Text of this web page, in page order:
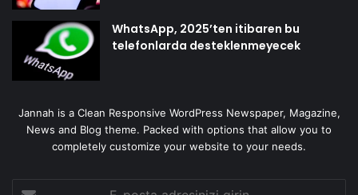
WhatsApp, 2025’ten itibaren bu
telefonlarda desteklenmeyecek
Jannah is a Clean Responsive WordPress Newspaper, Magazine,
News and Blog theme. Packed with options that allow you to
completely customize your website to your needs.